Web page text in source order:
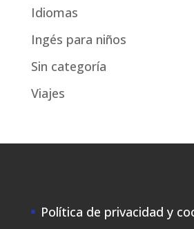
Idiomas
Ingés para niños
Sin categoría
Viajes
Política de privacidad y